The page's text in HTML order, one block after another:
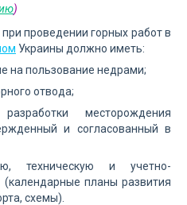
)
проведении горных работ в
Украины должно иметь:
на пользование недрами;
отвода;
месторождения
и согласованный в
техническую и учетно-
планы развития
схемы).